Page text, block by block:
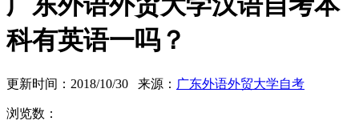
科有英语一吗？
更新时间：2018/10/30 来源： 广东外语外贸大学自考
浏览数：